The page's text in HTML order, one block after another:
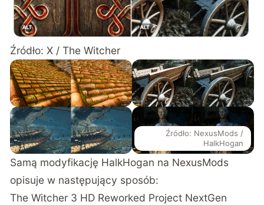
Źródło: X / The Witcher
Źródło: NexusMods /
HalkHogan
Samą modyfikację HalkHogan na NexusMods
opisuje w następujący sposób:
The Witcher 3 HD Reworked Project NextGen